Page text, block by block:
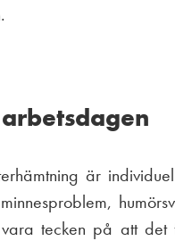
är
tecken på att det